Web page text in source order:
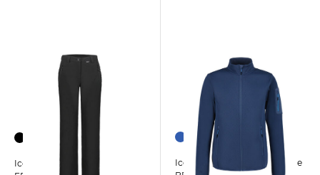
Icepeak | Damen Skihose
Icepeak | Herren Fleecejacke